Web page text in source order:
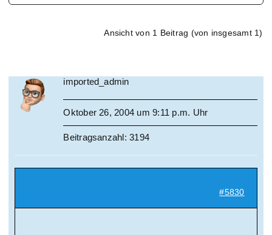
Suche
Ansicht von 1 Beitrag (von insgesamt 1)
imported_admin
Oktober 26, 2004 um 9:11 p.m. Uhr
Beitragsanzahl: 3194
#5830